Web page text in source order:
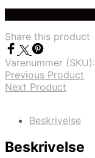
Share this product
Varenummer (SKU):
Previous Product
Next Product
Beskrivelse
Beskrivelse